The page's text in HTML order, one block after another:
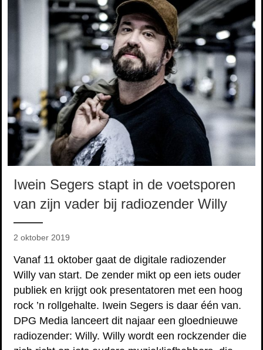
Iwein Segers stapt in de voetsporen
van zijn vader bij radiozender Willy
2 oktober 2019
Vanaf 11 oktober gaat de digitale radiozender
Willy van start. De zender mikt op een iets ouder
publiek en krijgt ook presentatoren met een hoog
rock ’n rollgehalte. Iwein Segers is daar één van.
DPG Media lanceert dit najaar een gloednieuwe
radiozender: Willy. Willy wordt een rockzender die